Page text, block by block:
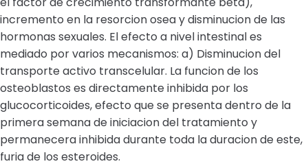
incremento en la resorcion osea y disminucion de las
hormonas sexuales. El efecto a nivel intestinal es
mediado por varios mecanismos: a) Disminucion del
transporte activo transcelular. La funcion de los
osteoblastos es directamente inhibida por los
glucocorticoides, efecto que se presenta dentro de la
primera semana de iniciacion del tratamiento y
permanecera inhibida durante toda la duracion de este,
furia de los esteroides.